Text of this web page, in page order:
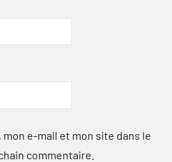
e-mail et mon site dans le
commentaire.